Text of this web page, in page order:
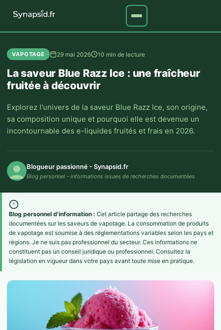
VAPOTAGE 29 mai 2026 10 min de lecture
La saveur Blue Razz Ice : une fraîcheur
fruitée à découvrir
Explorez l'univers de la saveur Blue Razz Ice, son origine,
sa composition unique et pourquoi elle est devenue un
incontournable des e-liquides fruités et frais en 2026.
Blogueur passionné - Synapsid.fr
Blog personnel - informations issues de recherches documentées
Blog personnel d'information : Cet article partage des recherches
documentées sur les saveurs de vapotage. La consommation de produits
de vapotage est soumise à des réglementations variables selon les pays et
régions. Je ne suis pas professionnel du secteur. Ces informations ne
constituent pas un conseil juridique ou professionnel. Consultez la
législation en vigueur dans votre pays avant toute mise en pratique.